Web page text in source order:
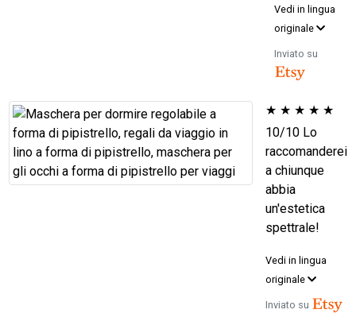
Vedi in lingua
originale
Inviato su
★ ★ ★ ★ ★
10/10 Lo
raccomanderei
a chiunque
abbia
un'estetica
spettrale!
Vedi in lingua
originale
Inviato su